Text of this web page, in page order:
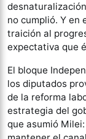
no cumplió. Y en
traición al
expectativa que
El bloque
los diputados
de la reforma
estrategia del
que asumió